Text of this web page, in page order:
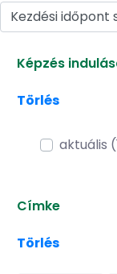
Kezdési időpont
Képzés
Törlés
aktuális
Címke
Törlés